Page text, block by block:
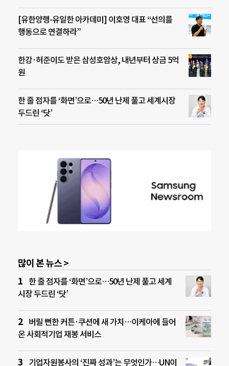
[유한양행-유일한 아카데미] 이호영 대표 “선의를
행동으로 연결하라”
한강·허준이도 받은 삼성호암상, 내년부터 상금 5억
원
한 줄 점자를 ‘화면’으로…50년 난제 풀고 세계시장
두드린 ‘닷’
많이 본 뉴스 >
한 줄 점자를 ‘화면’으로…50년 난제 풀고 세계
시장 두드린 ‘닷’
버릴 뻔한 커튼·쿠션에 새 가치…이케아에 들어
온 사회적기업 재봉 서비스
기업자원봉사의 ‘진짜 성과’는 무엇인가…UN이